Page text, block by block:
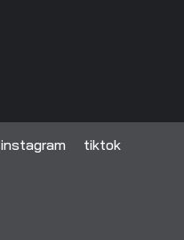
instagram tiktok